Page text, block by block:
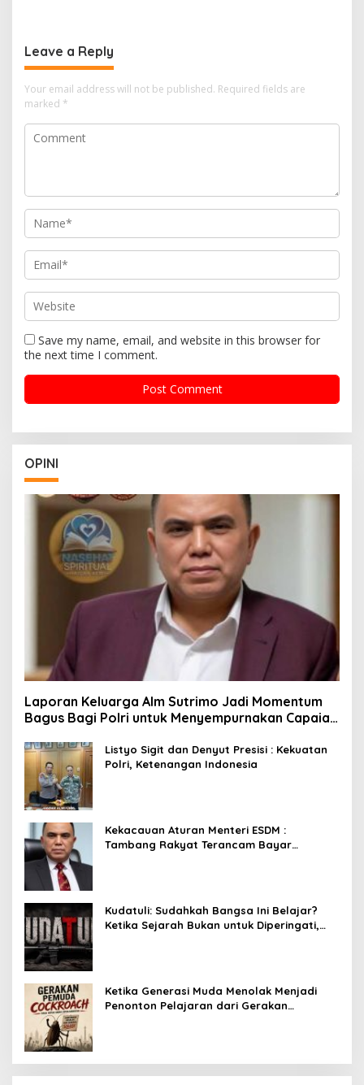
Leave a Reply
Your email address will not be published. Required fields are
marked *
Save my name, email, and website in this browser for
the next time I comment.
OPINI
Laporan Keluarga Alm Sutrimo Jadi Momentum
Bagus Bagi Polri untuk Menyempurnakan Capaian
Listyo Sigit dan Denyut Presisi : Kekuatan
Polri, Ketenangan Indonesia
Kekacauan Aturan Menteri ESDM :
Tambang Rakyat Terancam Bayar
Kudatuli: Sudahkah Bangsa Ini Belajar?
Ketika Sejarah Bukan untuk Diperingati,
Ketika Generasi Muda Menolak Menjadi
Penonton Pelajaran dari Gerakan